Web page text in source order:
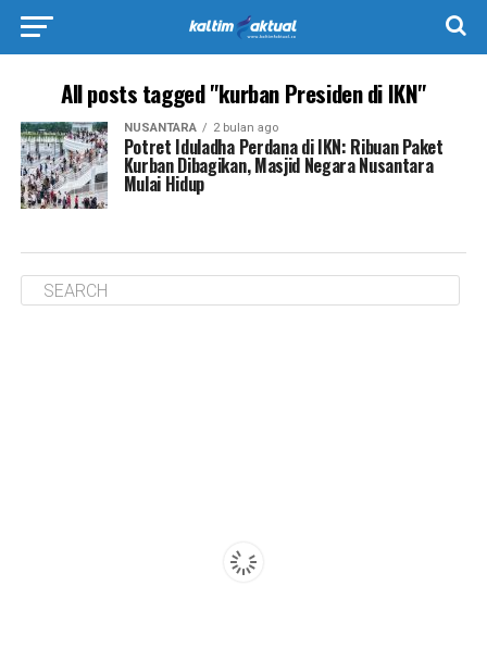
All posts tagged "kurban Presiden di IKN"
NUSANTARA 2 bulan ago
Potret Iduladha Perdana di IKN: Ribuan Paket
Kurban Dibagikan, Masjid Negara Nusantara
Mulai Hidup